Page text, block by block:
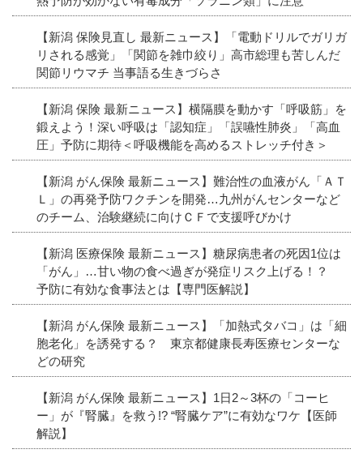
【新潟 保険見直し 最新ニュース】「電動ドリルでガリガ
リされる感覚」「関節を雑巾絞り」高市総理も苦しんだ
関節リウマチ 当事語る生きづらさ
【新潟 保険 最新ニュース】横隔膜を動かす「呼吸筋」を
鍛えよう！深い呼吸は「認知症」「誤嚥性肺炎」「高血
圧」予防に期待＜呼吸機能を高めるストレッチ付き＞
【新潟 がん保険 最新ニュース】難治性の血液がん「ＡＴ
Ｌ」の再発予防ワクチンを開発…九州がんセンターなど
のチーム、治験継続に向けＣＦで支援呼びかけ
【新潟 医療保険 最新ニュース】糖尿病患者の死因1位は
「がん」…甘い物の食べ過ぎが発症リスク上げる！？
予防に有効な食事法とは【専門医解説】
【新潟 がん保険 最新ニュース】「加熱式タバコ」は「細
胞老化」を誘発する？ 東京都健康長寿医療センターな
どの研究
【新潟 がん保険 最新ニュース】1日2～3杯の「コーヒ
ー」が『腎臓』を救う!? “腎臓ケア”に有効なワケ【医師
解説】